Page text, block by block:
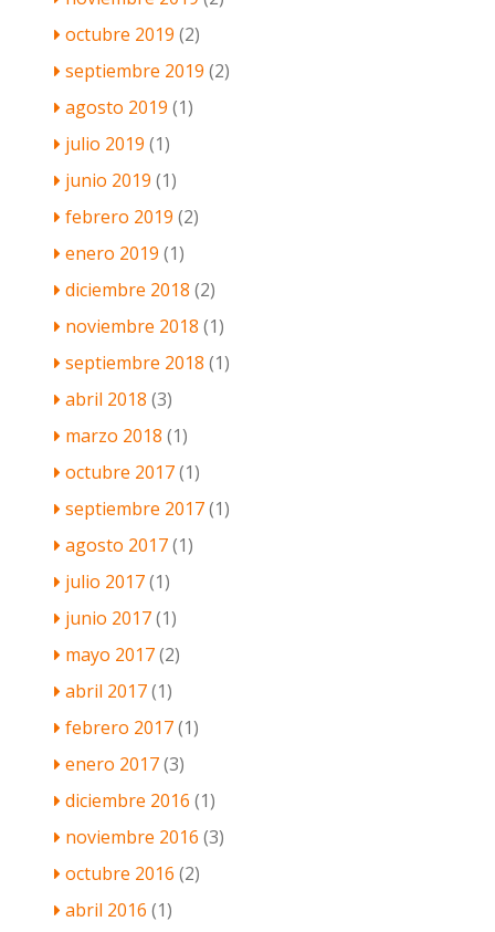
octubre 2019 (2)
septiembre 2019 (2)
agosto 2019 (1)
julio 2019 (1)
junio 2019 (1)
febrero 2019 (2)
enero 2019 (1)
diciembre 2018 (2)
noviembre 2018 (1)
septiembre 2018 (1)
abril 2018 (3)
marzo 2018 (1)
octubre 2017(1)
septiembre 2017(1)
agosto 2017(1)
julio 2017(1)
junio 2017(1)
mayo 2017(2)
abril 2017(1)
febrero 2017(1)
enero 2017(3)
diciembre 2016 (1)
noviembre 2016 (3)
octubre 2016 (2)
abril 2016 (1)